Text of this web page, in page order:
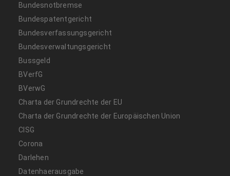
Bundesnotbremse
Bundespatentgericht
Bundesverfassungsgericht
Bundesverwaltungsgericht
Bussgeld
BVerfG
BVerwG
Charta der Grundrechte der EU
Charta der Grundrechte der Europäischen Union
CISG
Corona
Darlehen
Datenhaerausgabe